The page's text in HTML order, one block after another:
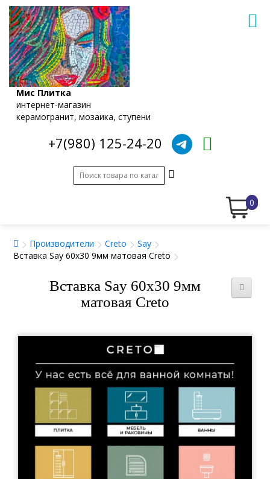
Мис Плитка
интернет-магазин
керамогранит, мозаика, ступени
+7(980) 125-24-20
0
Производители Creto
Say
Вставка Say 60x30 9мм матовая Creto
Вставка Say 60x30 9мм
матовая Creto